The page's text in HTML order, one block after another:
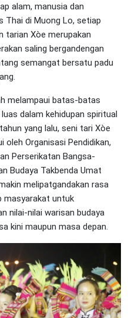
alam, manusia dan
Thai di Muong Lo, setiap
tarian Xòe merupakan
saling bergandengan
semangat bersatu padu
melampaui batas-batas
dalam kehidupan spiritual
yang lalu, seni tari Xòe
Organisasi Pendidikan,
Perserikatan Bangsa-
Budaya Takbenda Umat
melipatgandakan rasa
masyarakat untuk
nilai-nilai warisan budaya
kini maupun masa depan.